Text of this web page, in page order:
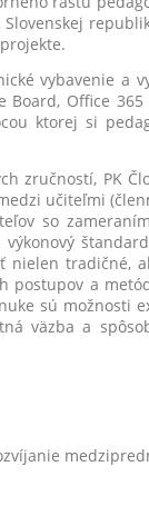
vybavenie a
Office
ktorej si
PK
učiteľmi
so
nielen tradičné,
postupov a
sú možnosti
väzba a